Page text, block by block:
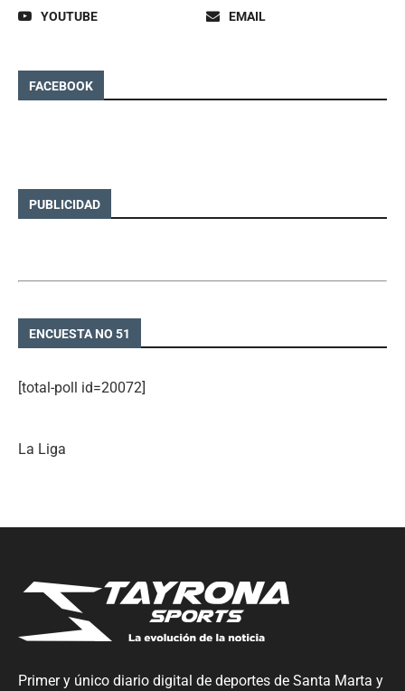
YOUTUBE
EMAIL
FACEBOOK
PUBLICIDAD
ENCUESTA NO 51
[total-poll id=20072]
La Liga
Primer y único diario digital de deportes de Santa Marta y